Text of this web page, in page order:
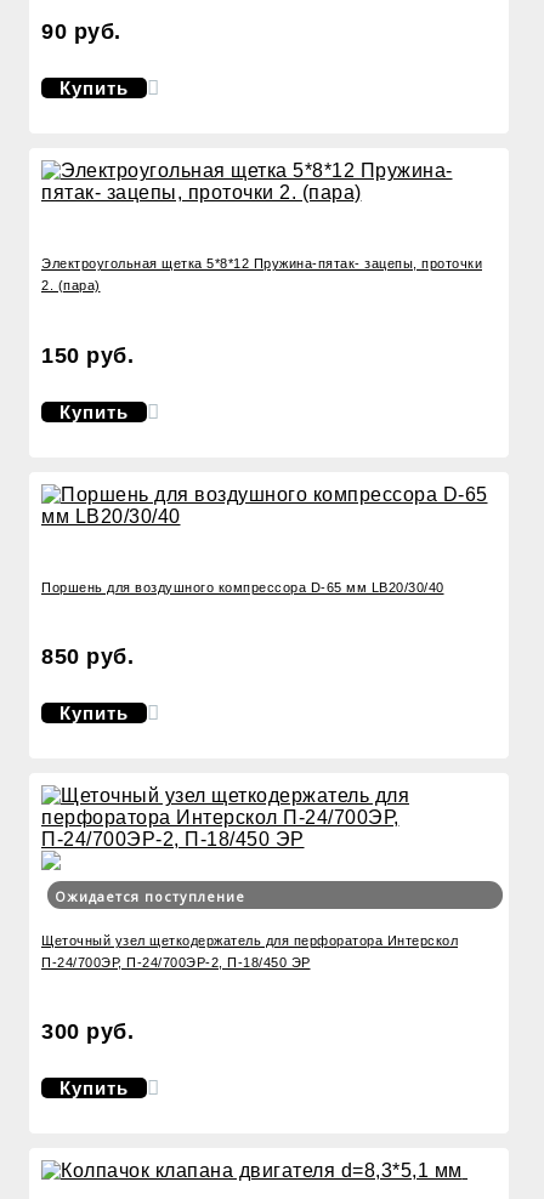
90 руб.
Купить
Электроугольная щетка 5*8*12 Пружина-пятак- зацепы, проточки
2. (пара)
150 руб.
Купить
Поршень для воздушного компрессора D-65 мм LB20/30/40
850 руб.
Купить
Ожидается поступление
Щеточный узел щеткодержатель для перфоратора Интерскол
П-24/700ЭР, П-24/700ЭР-2, П-18/450 ЭР
300 руб.
Купить